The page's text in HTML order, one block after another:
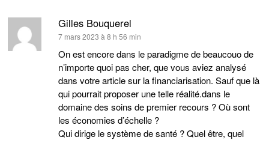
Gilles Bouquerel
dit :
7 mars 2023 à 8 h 56 min
On est encore dans le paradigme de beaucouo de
n’importe quoi pas cher, que vous aviez analysé
dans votre article sur la financiarisation. Sauf que là
qui pourrait proposer une telle réalité.dans le
domaine des soins de premier recours ? Où sont
les économies d’échelle ?
Qui dirige le système de santé ? Quel être, quel